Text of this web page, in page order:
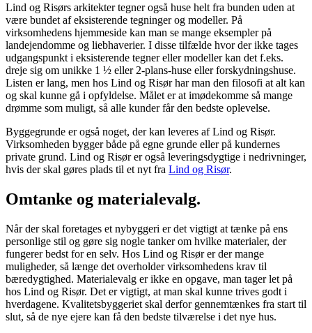
Lind og Risørs arkitekter tegner også huse helt fra bunden uden at
være bundet af eksisterende tegninger og modeller. På
virksomhedens hjemmeside kan man se mange eksempler på
landejendomme og liebhaverier. I disse tilfælde hvor der ikke tages
udgangspunkt i eksisterende tegner eller modeller kan det f.eks.
dreje sig om unikke 1 ½ eller 2-plans-huse eller forskydningshuse.
Listen er lang, men hos Lind og Risør har man den filosofi at alt kan
og skal kunne gå i opfyldelse. Målet er at imødekomme så mange
drømme som muligt, så alle kunder får den bedste oplevelse.
Byggegrunde er også noget, der kan leveres af Lind og Risør.
Virksomheden bygger både på egne grunde eller på kundernes
private grund. Lind og Risør er også leveringsdygtige i nedrivninger,
hvis der skal gøres plads til et nyt fra Lind og Risør.
Omtanke og materialevalg.
Når der skal foretages et nybyggeri er det vigtigt at tænke på ens
personlige stil og gøre sig nogle tanker om hvilke materialer, der
fungerer bedst for en selv. Hos Lind og Risør er der mange
muligheder, så længe det overholder virksomhedens krav til
bæredygtighed. Materialevalg er ikke en opgave, man tager let på
hos Lind og Risør. Det er vigtigt, at man skal kunne trives godt i
hverdagene. Kvalitetsbyggeriet skal derfor gennemtænkes fra start til
slut, så de nye ejere kan få den bedste tilværelse i det nye hus.